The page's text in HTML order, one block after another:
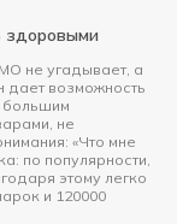
здоровыми
не угадывает, а
дает возможность
большим
не
«Что мне
по популярности,
этому легко
и 120000